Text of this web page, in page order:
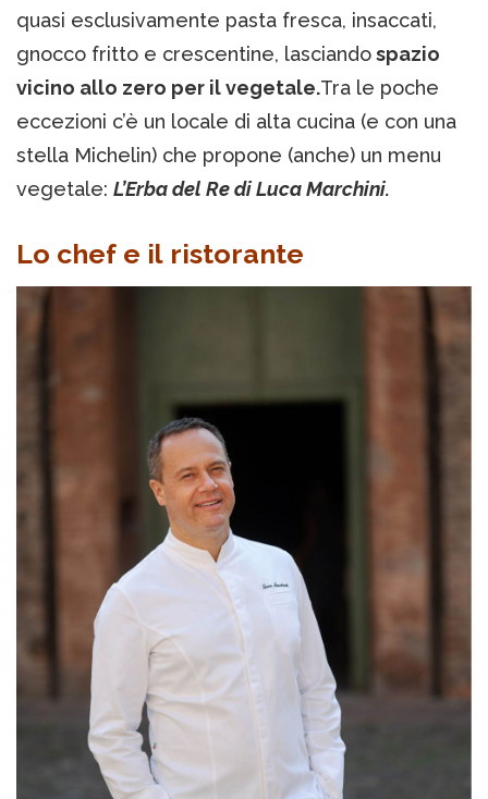
quasi esclusivamente pasta fresca, insaccati,
gnocco fritto e crescentine, lasciandospazio
vicino allo zero per il vegetale.Tra le poche
eccezioni c’è un locale di alta cucina (e con una
stella Michelin) che propone (anche) un menu
vegetale: L’Erba del Re di Luca Marchini.
Lo chef e il ristorante